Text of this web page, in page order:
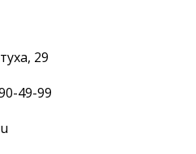
29
49-99